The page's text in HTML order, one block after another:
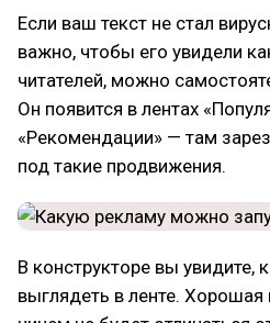
Если ваш текст не стал
важно, чтобы его увидели
читателей, можно
Он появится в лентах
«Рекомендации» — там
под такие продвижения.
В конструкторе вы увидите,
выглядеть в ленте. Хорошая